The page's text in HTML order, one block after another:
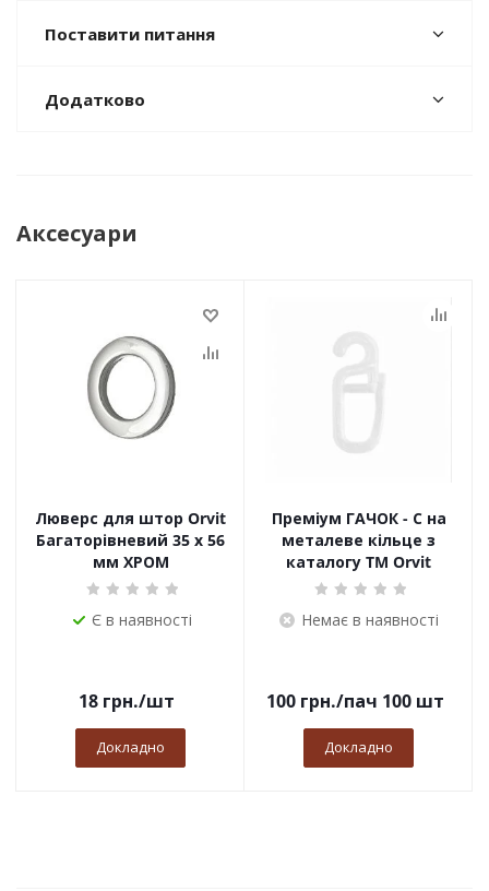
Поставити питання
Додатково
Аксесуари
Люверс для штор Orvit
Багаторівневий 35 х 56
мм ХРОМ
Є в наявності
18 грн./шт
Докладно
Преміум ГАЧОК - С на
металеве кільце з
каталогу TM Orvit
Немає в наявності
100грн./пач 100 шт
Докладно